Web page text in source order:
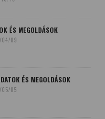
ÉS MEGOLDÁSOK
04/09
ÉS MEGOLDÁSOK
05/05